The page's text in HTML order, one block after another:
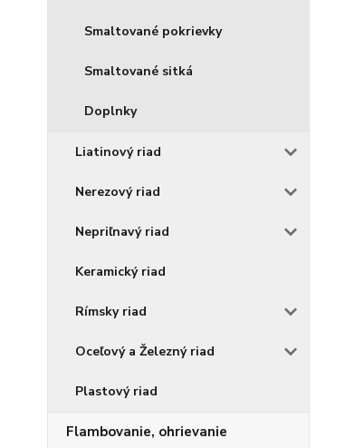
Smaltované pokrievky
Smaltované sitká
Doplnky
Liatinový riad
Nerezový riad
Nepriľnavý riad
Keramický riad
Rímsky riad
Oceľový a Železný riad
Plastový riad
Flambovanie, ohrievanie